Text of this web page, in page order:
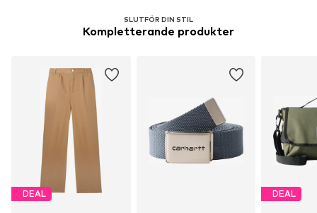
SLUTFÖR DIN STIL
Kompletterande produkter
DEAL DEAL